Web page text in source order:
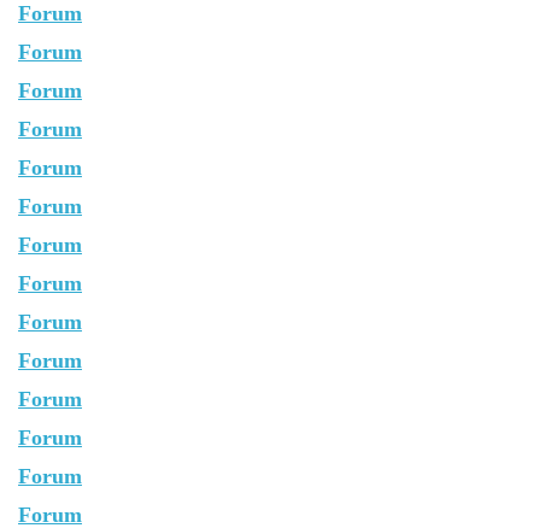
Forum
Forum
Forum
Forum
Forum
Forum
Forum
Forum
Forum
Forum
Forum
Forum
Forum
Forum